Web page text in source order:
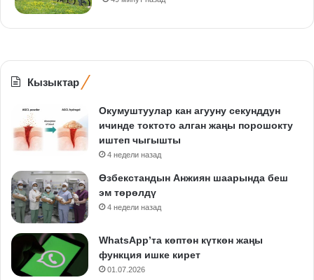
Кызыктар
Окумуштуулар кан агууну секунддун
ичинде токтото алган жаңы порошокту
иштеп чыгышты
4 недели назад
Өзбекстандын Анжиян шаарында беш
эм төрөлдү
4 недели назад
WhatsApp’та көптөн күткөн жаңы
функция ишке кирет
01.07.2026